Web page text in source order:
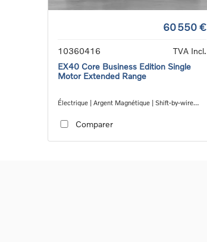
60 550 €
10360416
TVA Incl.
EX40 Core Business Edition Single
Motor Extended Range
Électrique | Argent Magnétique | Shift-by-wire
Comparer